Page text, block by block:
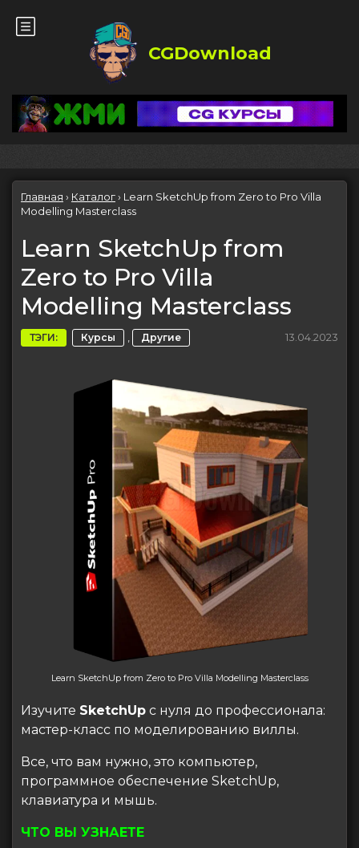
CGDownload
Главная › Каталог› Learn SketchUp from Zero to Pro Villa
Modelling Masterclass
Learn SketchUp from
Zero to Pro Villa
Modelling Masterclass
ТЭГИ: Курсы , Другие 13.04.2023
Learn SketchUp from Zero to Pro Villa Modelling Masterclass
Изучите SketchUp с нуля до профессионала:
мастер-класс по моделированию виллы.
Все, что вам нужно, это компьютер,
программное обеспечение SketchUp,
клавиатура и мышь.
ЧТО ВЫ УЗНАЕТЕ